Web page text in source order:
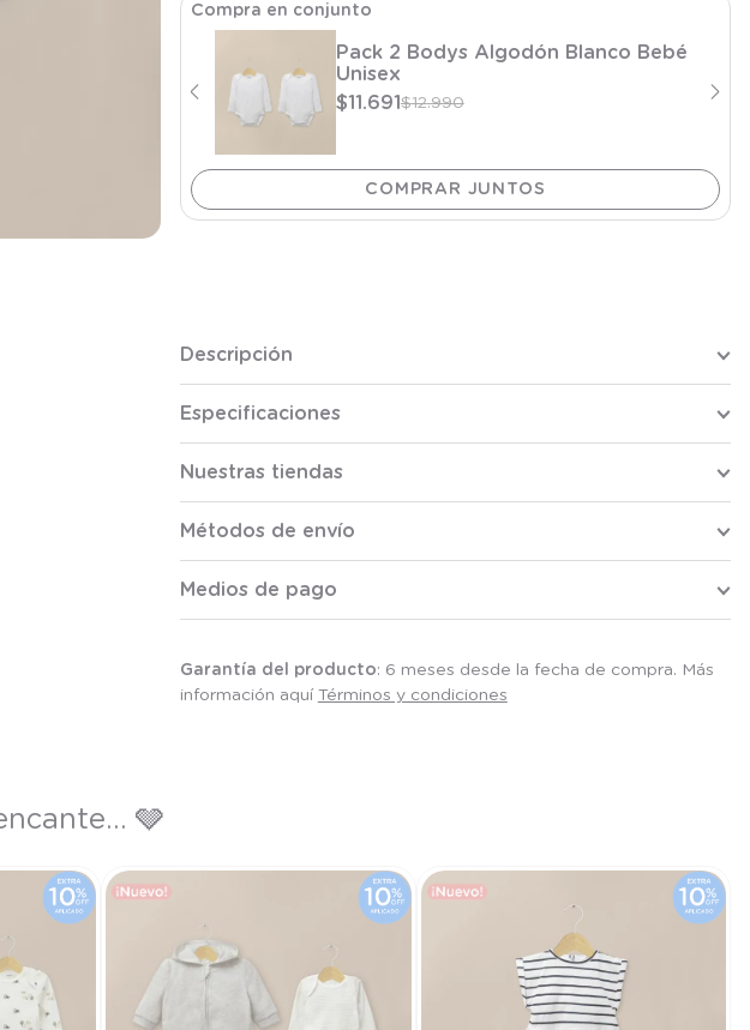
Compra en conjunto
Pack 2 Bodys Algodón Blanco Bebé
Unisex
$11 .691 $12.990
Descripción
Especificaciones
Nuestras tiendas
Métodos de envío
Medios de pago
Garantía del producto: 6 meses desde la fecha de compra. Más
información aquí Términos y condiciones
🩶